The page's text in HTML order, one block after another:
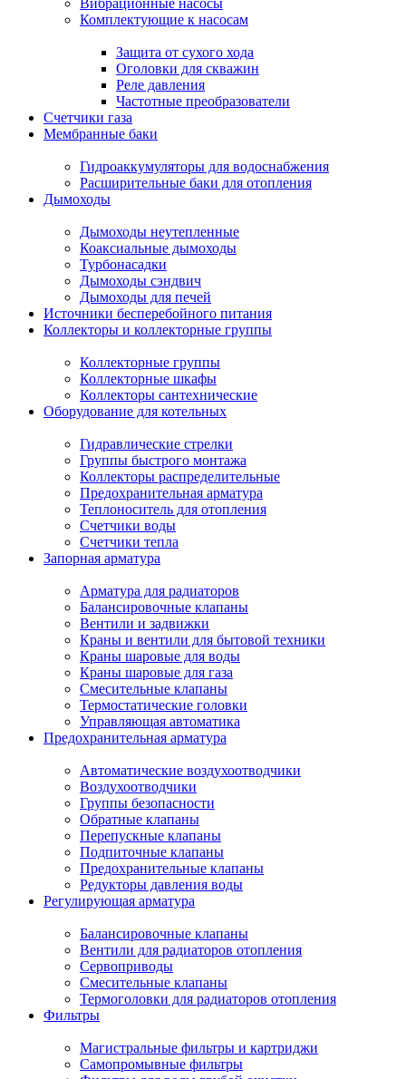
Вибрационные насосы
Комплектующие к насосам
Защита от сухого хода
Оголовки для скважин
Реле давления
Частотные преобразователи
Счетчики газа
Мембранные баки
Гидроаккумуляторы для водоснабжения
Расширительные баки для отопления
Дымоходы
Дымоходы неутепленные
Коаксиальные дымоходы
Турбонасадки
Дымоходы сэндвич
Дымоходы для печей
Источники бесперебойного питания
Коллекторы и коллекторные группы
Коллекторные группы
Коллекторные шкафы
Коллекторы сантехнические
Оборудование для котельных
Гидравлические стрелки
Группы быстрого монтажа
Коллекторы распределительные
Предохранительная арматура
Теплоноситель для отопления
Счетчики воды
Счетчики тепла
Запорная арматура
Арматура для радиаторов
Балансировочные клапаны
Вентили и задвижки
Краны и вентили для бытовой техники
Краны шаровые для воды
Краны шаровые для газа
Смесительные клапаны
Термостатические головки
Управляющая автоматика
Предохранительная арматура
Автоматические воздухоотводчики
Воздухоотводчики
Группы безопасности
Обратные клапаны
Перепускные клапаны
Подпиточные клапаны
Предохранительные клапаны
Редукторы давления воды
Регулирующая арматура
Балансировочные клапаны
Вентили для радиаторов отопления
Сервоприводы
Смесительные клапаны
Термоголовки для радиаторов отопления
Фильтры
Магистральные фильтры и картриджи
Самопромывные фильтры